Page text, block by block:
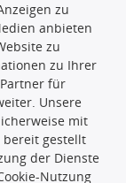
Daten,
Datenbank,
Es ist zu
ohne
zu
Dritte ausführen
zu
anbieten
zu
zu Ihrer
für
Unsere
mit
bereit gestellt
der Dienste
Nutzung